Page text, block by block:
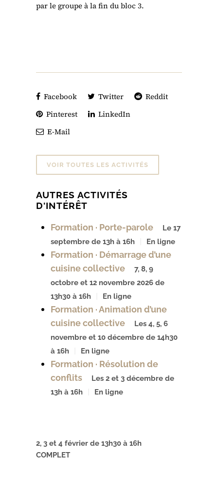
par le groupe à la fin du bloc 3.
Facebook Twitter
Reddit
Pinterest
LinkedIn
E-Mail
VOIR TOUTES LES ACTIVITÉS
AUTRES ACTIVITÉS
D'INTÉRÊT
Formation · Porte-parole
Le 17
septembre de 13h à 16h
En ligne
Formation · Démarrage d’une
cuisine collective
7, 8, 9
octobre et 12 novembre 2026 de
13h30 à 16h
En ligne
Formation · Animation d’une
cuisine collective
Les 4, 5, 6
novembre et 10 décembre de 14h30
à 16h
En ligne
Formation · Résolution de
conflits
Les 2 et 3 décembre de
13h à 16h
En ligne
2, 3 et 4 février de 13h30 à 16h
COMPLET